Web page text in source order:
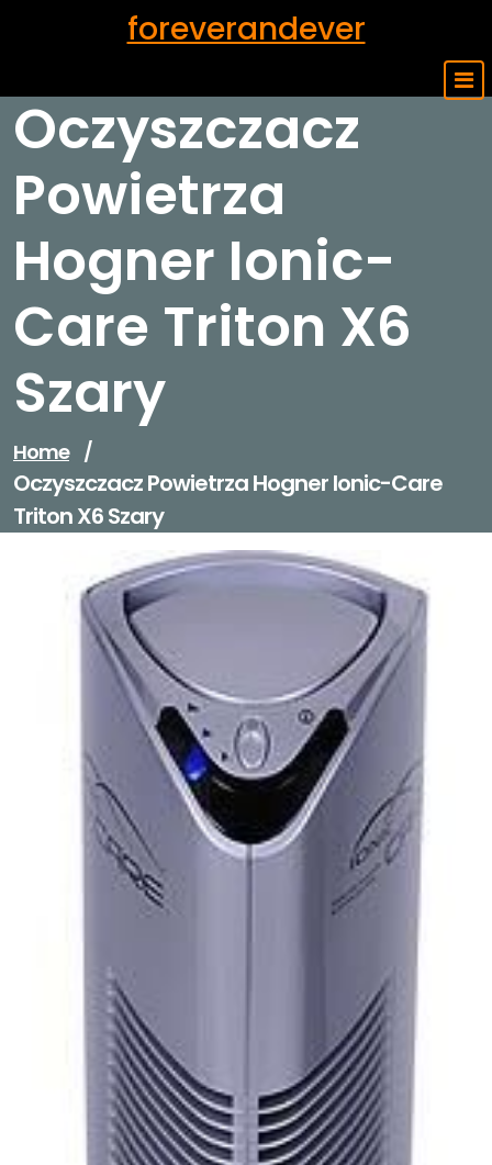
foreverandever
Oczyszczacz
Powietrza
Hogner Ionic-
Care Triton X6
Szary
Home /
Oczyszczacz Powietrza Hogner Ionic-Care
Triton X6 Szary